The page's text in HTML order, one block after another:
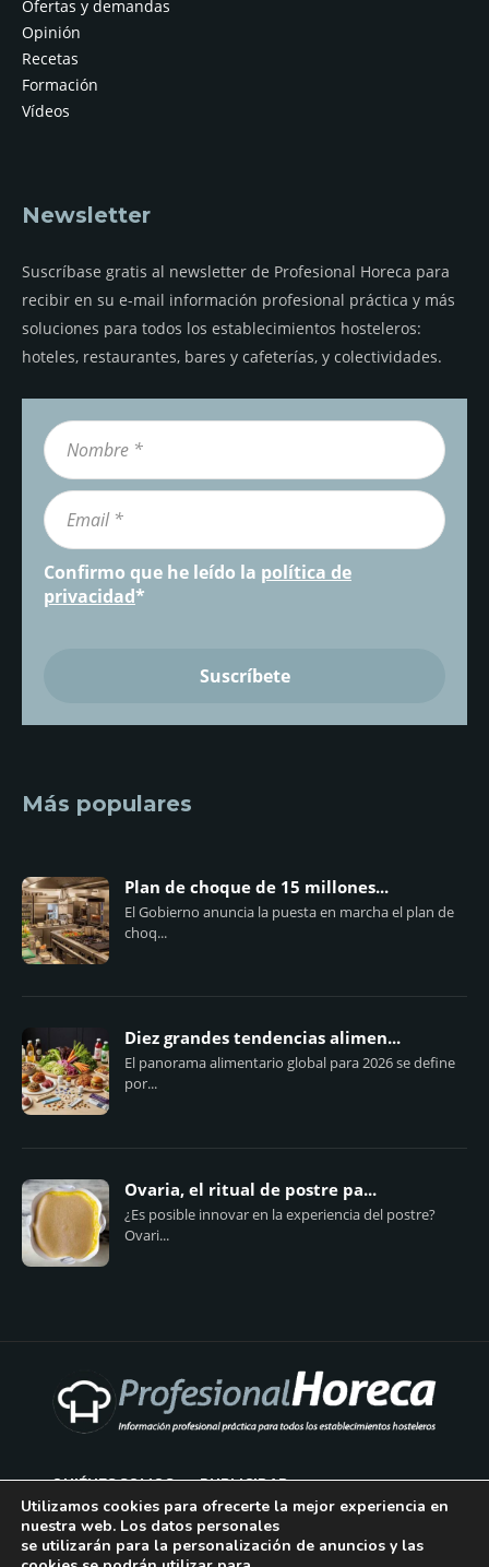
Ofertas y demandas
Opinión
Recetas
Formación
Vídeos
Newsletter
Suscríbase gratis al newsletter de Profesional Horeca para
recibir en su e-mail información profesional práctica y más
soluciones para todos los establecimientos hosteleros:
hoteles, restaurantes, bares y cafeterías, y colectividades.
Confirmo que he leído la política de
privacidad*
Más populares
Plan de choque de 15 millones...
El Gobierno anuncia la puesta en marcha el plan de
choq...
Diez grandes tendencias alimen...
El panorama alimentario global para 2026 se define
por...
Ovaria, el ritual de postre pa...
¿Es posible innovar en la experiencia del postre?
Ovari...
QUIÉNES SOMOS PUBLICIDAD
AVISO LEGAL
Utilizamos cookies para ofrecerte la mejor experiencia en
nuestra web. Los datos personales
se utilizarán para la personalización de anuncios y las